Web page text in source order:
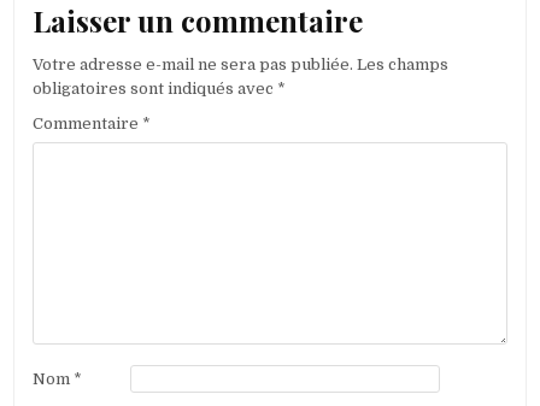
Laisser un commentaire
Votre adresse e-mail ne sera pas publiée. Les champs
obligatoires sont indiqués avec *
Commentaire *
Nom *